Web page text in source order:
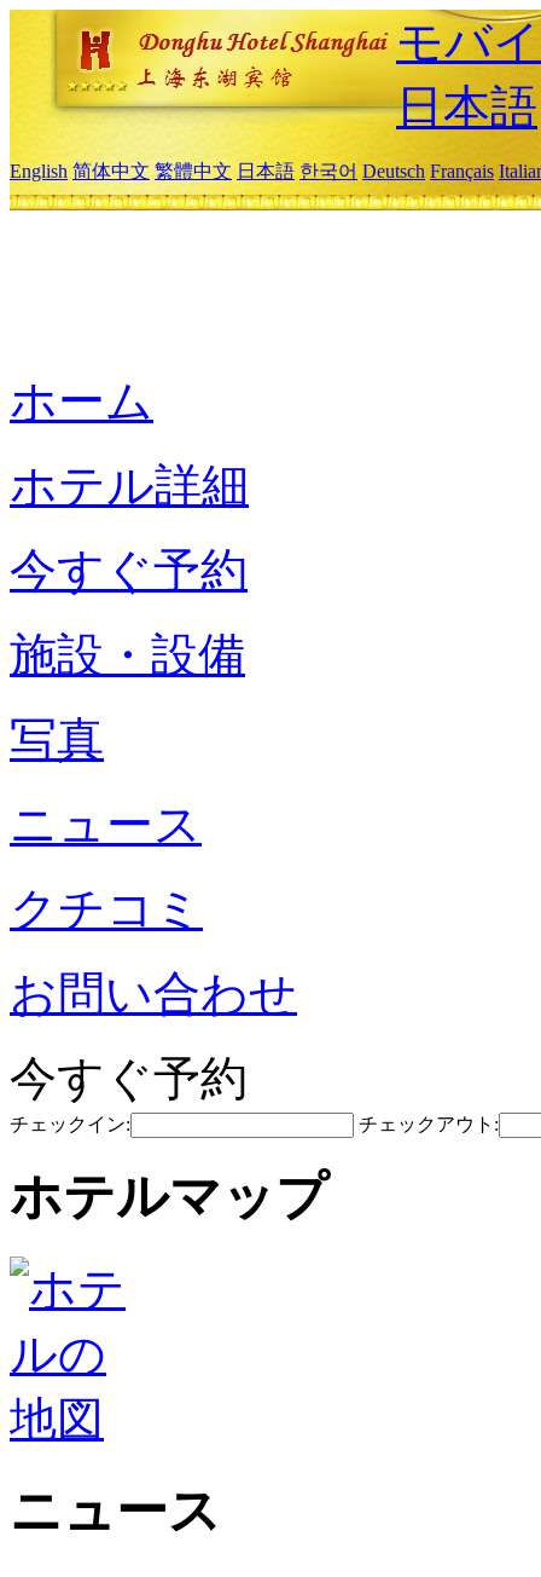
モバ
日本語
English 简体中文 繁體中文 日本語 한국어 Deutsch Français
ホーム
ホテル詳細
今すぐ予約
施設・設備
写真
ニュース
クチコミ
お問い合わせ
今すぐ予約
チェックイン: チェックアウト:
ホテルマップ
ニュース